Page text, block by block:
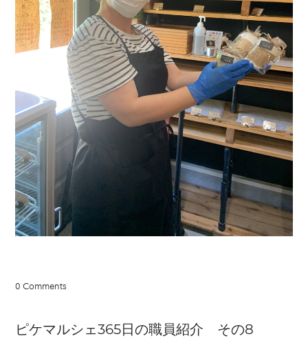
0 Comments
ピケマルシェ365日の職員紹介 その8